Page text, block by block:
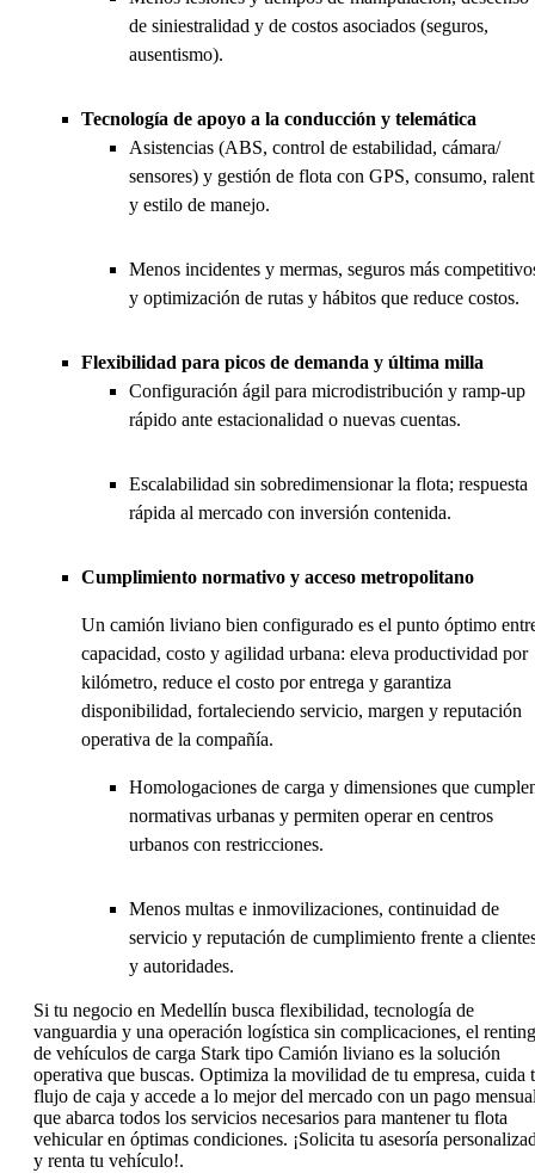
de siniestralidad y de costos asociados (seguros,
ausentismo).
Tecnología de apoyo a la conducción y telemática
Asistencias (ABS, control de estabilidad, cámara/
sensores) y gestión de flota con GPS, consumo,
y estilo de manejo.
Menos incidentes y mermas, seguros más
y optimización de rutas y hábitos que reduce costos.
Flexibilidad para picos de demanda y última milla
Configuración ágil para microdistribución y ramp-up
rápido ante estacionalidad o nuevas cuentas.
Escalabilidad sin sobredimensionar la flota; respuesta
rápida al mercado con inversión contenida.
Cumplimiento normativo y acceso metropolitano
Un camión liviano bien configurado es el punto óptimo
capacidad, costo y agilidad urbana: eleva productividad por
kilómetro, reduce el costo por entrega y garantiza
disponibilidad, fortaleciendo servicio, margen y reputación
operativa de la compañía.
Homologaciones de carga y dimensiones que
normativas urbanas y permiten operar en centros
urbanos con restricciones.
Menos multas e inmovilizaciones, continuidad de
servicio y reputación de cumplimiento frente a
y autoridades.
Si tu negocio en Medellín busca flexibilidad, tecnología de
vanguardia y una operación logística sin complicaciones, el renting
de vehículos de carga Stark tipo Camión liviano es la solución
operativa que buscas. Optimiza la movilidad de tu empresa, cuida
flujo de caja y accede a lo mejor del mercado con un pago
que abarca todos los servicios necesarios para mantener tu flota
vehicular en óptimas condiciones. ¡Solicita tu asesoría
y renta tu vehículo!.